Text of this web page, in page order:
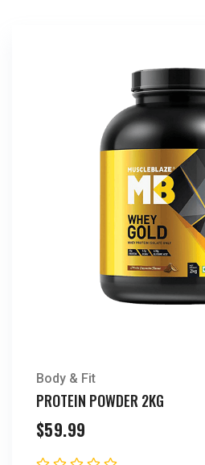
Body & Fit
PROTEIN POWDER 2KG
$59.99